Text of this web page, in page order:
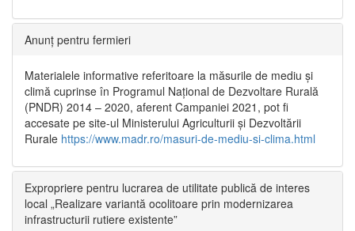
Anunț pentru fermieri
Materialele informative referitoare la măsurile de mediu și
climă cuprinse în Programul Național de Dezvoltare Rurală
(PNDR) 2014 – 2020, aferent Campaniei 2021, pot fi
accesate pe site-ul Ministerului Agriculturii și Dezvoltării
Rurale https://www.madr.ro/masuri-de-mediu-si-clima.html
Expropriere pentru lucrarea de utilitate publică de interes
local „Realizare variantă ocolitoare prin modernizarea
infrastructurii rutiere existente”